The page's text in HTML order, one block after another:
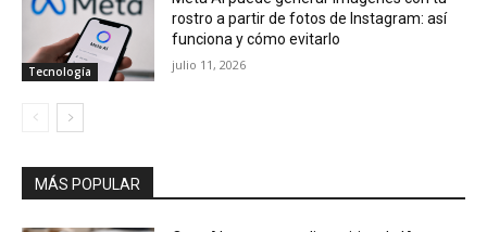
Tecnología
rostro a partir de fotos de Instagram: así
funciona y cómo evitarlo
julio 11, 2026
MÁS POPULAR